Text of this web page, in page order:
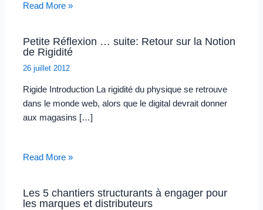
Read More »
Petite Réflexion … suite: Retour sur la Notion
de Rigidité
26 juillet 2012
Rigide Introduction La rigidité du physique se retrouve
dans le monde web, alors que le digital devrait donner
aux magasins […]
Read More »
Les 5 chantiers structurants à engager pour
les marques et distributeurs